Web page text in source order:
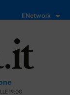
Il Network
19:00